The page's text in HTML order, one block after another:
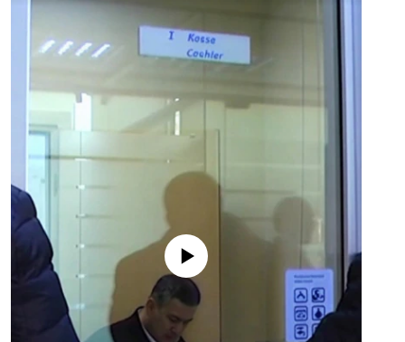
No media source currently available